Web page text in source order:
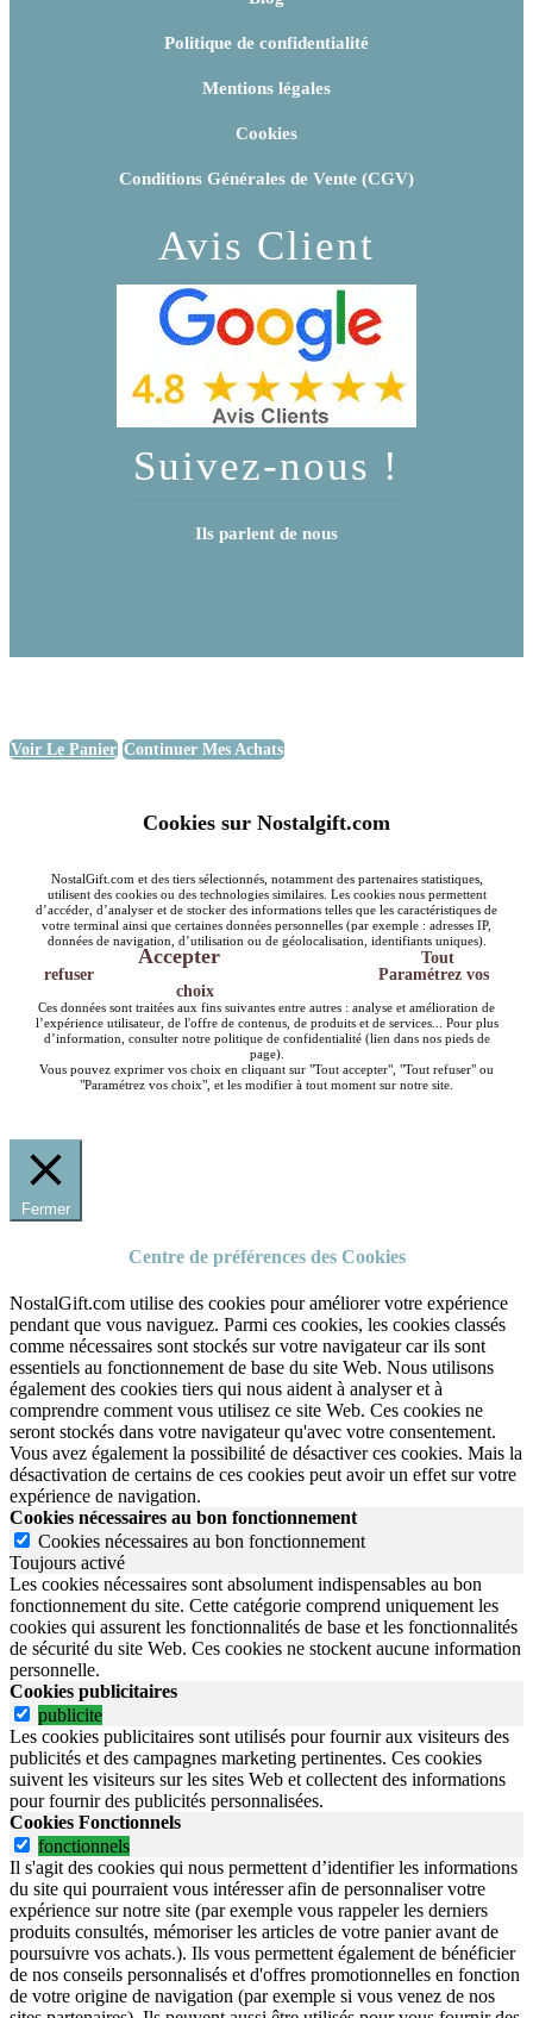
Politique de confidentialité
Mentions légales
Cookies
Conditions Générales de Vente (CGV)
Avis Client
Suivez-nous !
Ils parlent de nous
Voir Le Panier Continuer Mes Achats
Cookies sur Nostalgift.com
NostalGift.com et des tiers sélectionnés, notamment des partenaires statistiques,
utilisent des cookies ou des technologies similaires. Les cookies nous permettent
d’accéder, d’analyser et de stocker des informations telles que les caractéristiques de
votre terminal ainsi que certaines données personnelles (par exemple : adresses IP,
données de navigation, d’utilisation ou de géolocalisation, identifiants uniques).
Accepter
Tout
refuser
Paramétrez vos
choix
Ces données sont traitées aux fins suivantes entre autres : analyse et amélioration de
l’expérience utilisateur, de l'offre de contenus, de produits et de services... Pour plus
d’information, consulter notre politique de confidentialité (lien dans nos pieds de
page).
Vous pouvez exprimer vos choix en cliquant sur "Tout accepter", "Tout refuser" ou
"Paramétrez vos choix", et les modifier à tout moment sur notre site.
Fermer
Centre de préférences des Cookies
NostalGift.com utilise des cookies pour améliorer votre expérience
pendant que vous naviguez. Parmi ces cookies, les cookies classés
comme nécessaires sont stockés sur votre navigateur car ils sont
essentiels au fonctionnement de base du site Web. Nous utilisons
également des cookies tiers qui nous aident à analyser et à
comprendre comment vous utilisez ce site Web. Ces cookies ne
seront stockés dans votre navigateur qu'avec votre consentement.
Vous avez également la possibilité de désactiver ces cookies. Mais la
désactivation de certains de ces cookies peut avoir un effet sur votre
expérience de navigation.
Cookies nécessaires au bon fonctionnement
Cookies nécessaires au bon fonctionnement
Toujours activé
Les cookies nécessaires sont absolument indispensables au bon
fonctionnement du site. Cette catégorie comprend uniquement les
cookies qui assurent les fonctionnalités de base et les fonctionnalités
de sécurité du site Web. Ces cookies ne stockent aucune information
personnelle.
Cookies publicitaires
publicite
Les cookies publicitaires sont utilisés pour fournir aux visiteurs des
publicités et des campagnes marketing pertinentes. Ces cookies
suivent les visiteurs sur les sites Web et collectent des informations
pour fournir des publicités personnalisées.
Cookies Fonctionnels
fonctionnels
Il s'agit des cookies qui nous permettent d’identifier les informations
du site qui pourraient vous intéresser afin de personnaliser votre
expérience sur notre site (par exemple vous rappeler les derniers
produits consultés, mémoriser les articles de votre panier avant de
poursuivre vos achats.). Ils vous permettent également de bénéficier
de nos conseils personnalisés et d'offres promotionnelles en fonction
de votre origine de navigation (par exemple si vous venez de nos